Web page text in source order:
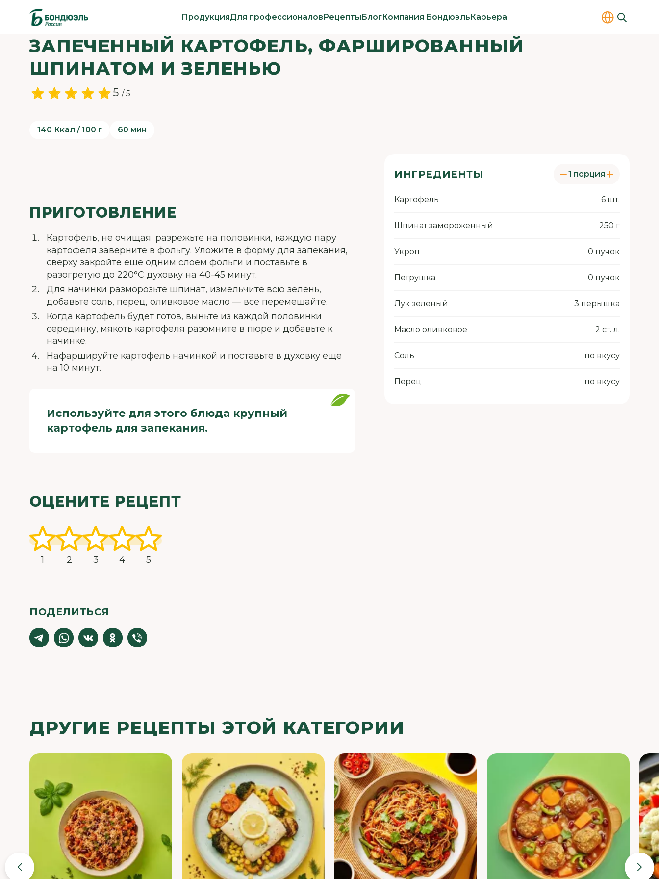
ПродукцияДля профессионаловРецептыБлогКомпания БондюэльКарьера
ЗАПЕЧЕННЫЙ КАРТОФЕЛЬ, ФАРШИРОВАННЫЙ
ШПИНАТОМ И ЗЕЛЕНЬЮ
5 / 5
140 Ккал / 100 г 60 мин
ИНГРЕДИЕНТЫ 1 порция
Картофель 6 шт.
Шпинат замороженный 250 г
Укроп 0 пучок
Петрушка 0 пучок
Лук зеленый 3 перышка
Масло оливковое 2 ст. л.
Соль по вкусу
Перец по вкусу
ПРИГОТОВЛЕНИЕ
Картофель, не очищая, разрежьте на половинки, каждую пару
картофеля заверните в фольгу. Уложите в форму для запекания,
сверху закройте еще одним слоем фольги и поставьте в
разогретую до 220°С духовку на 40-45 минут.
Для начинки разморозьте шпинат, измельчите всю зелень,
добавьте соль, перец, оливковое масло — все перемешайте.
Когда картофель будет готов, выньте из каждой половинки
серединку, мякоть картофеля разомните в пюре и добавьте к
начинке.
Нафаршируйте картофель начинкой и поставьте в духовку еще
на 10 минут.
Используйте для этого блюда крупный
картофель для запекания.
ОЦЕНИТЕ РЕЦЕПТ
1 2 3 4 5
ПОДЕЛИТЬСЯ
ДРУГИЕ РЕЦЕПТЫ ЭТОЙ КАТЕГОРИИ